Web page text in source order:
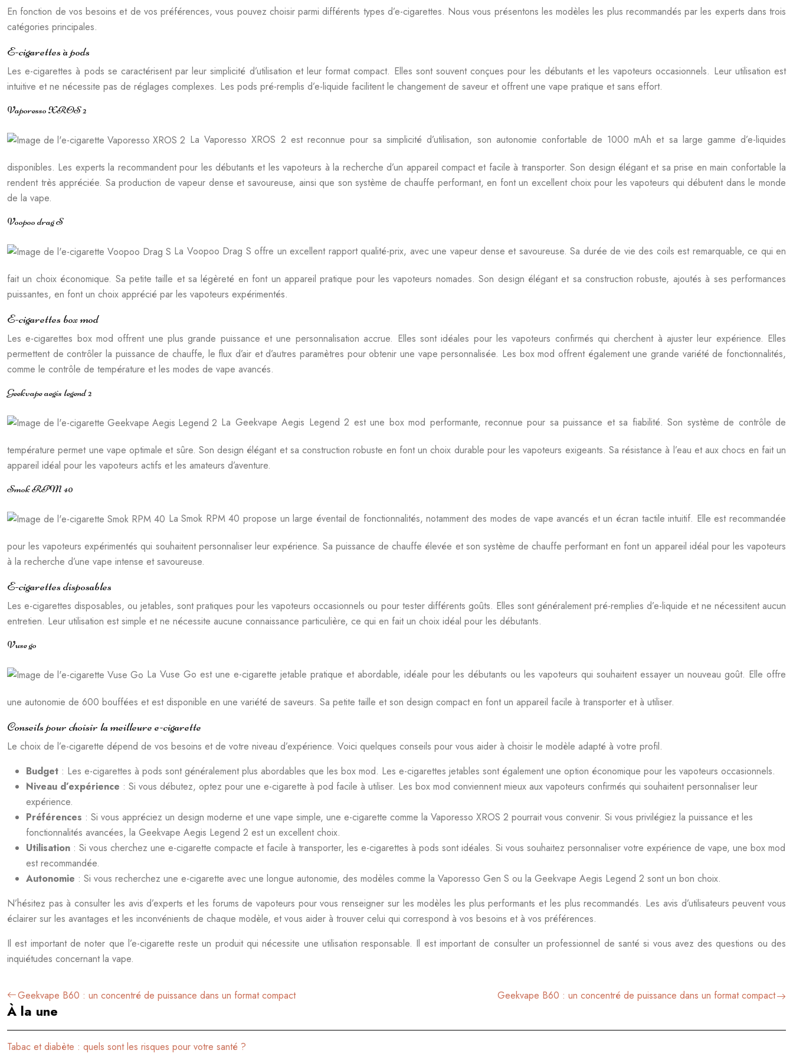
En fonction de vos besoins et de vos préférences, vous pouvez choisir parmi différents types d’e-cigarettes. Nous vous présentons les modèles les plus recommandés par les experts dans trois
catégories principales.
E-cigarettes à pods
Les e-cigarettes à pods se caractérisent par leur simplicité d’utilisation et leur format compact. Elles sont souvent conçues pour les débutants et les vapoteurs occasionnels. Leur utilisation est
intuitive et ne nécessite pas de réglages complexes. Les pods pré-remplis d’e-liquide facilitent le changement de saveur et offrent une vape pratique et sans effort.
Vaporesso XROS 2
La Vaporesso XROS 2 est reconnue pour sa simplicité d’utilisation, son autonomie confortable de 1000 mAh et sa large gamme d’e-liquides
disponibles. Les experts la recommandent pour les débutants et les vapoteurs à la recherche d’un appareil compact et facile à transporter. Son design élégant et sa prise en main confortable la
rendent très appréciée. Sa production de vapeur dense et savoureuse, ainsi que son système de chauffe performant, en font un excellent choix pour les vapoteurs qui débutent dans le monde
de la vape.
Voopoo drag S
La Voopoo Drag S offre un excellent rapport qualité-prix, avec une vapeur dense et savoureuse. Sa durée de vie des coils est remarquable, ce qui en
fait un choix économique. Sa petite taille et sa légèreté en font un appareil pratique pour les vapoteurs nomades. Son design élégant et sa construction robuste, ajoutés à ses performances
puissantes, en font un choix apprécié par les vapoteurs expérimentés.
E-cigarettes box mod
Les e-cigarettes box mod offrent une plus grande puissance et une personnalisation accrue. Elles sont idéales pour les vapoteurs confirmés qui cherchent à ajuster leur expérience. Elles
permettent de contrôler la puissance de chauffe, le flux d’air et d’autres paramètres pour obtenir une vape personnalisée. Les box mod offrent également une grande variété de fonctionnalités,
comme le contrôle de température et les modes de vape avancés.
Geekvape aegis legend 2
La Geekvape Aegis Legend 2 est une box mod performante, reconnue pour sa puissance et sa fiabilité. Son système de contrôle de
température permet une vape optimale et sûre. Son design élégant et sa construction robuste en font un choix durable pour les vapoteurs exigeants. Sa résistance à l’eau et aux chocs en fait un
appareil idéal pour les vapoteurs actifs et les amateurs d’aventure.
Smok RPM 40
La Smok RPM 40 propose un large éventail de fonctionnalités, notamment des modes de vape avancés et un écran tactile intuitif. Elle est recommandée
pour les vapoteurs expérimentés qui souhaitent personnaliser leur expérience. Sa puissance de chauffe élevée et son système de chauffe performant en font un appareil idéal pour les vapoteurs
à la recherche d’une vape intense et savoureuse.
E-cigarettes disposables
Les e-cigarettes disposables, ou jetables, sont pratiques pour les vapoteurs occasionnels ou pour tester différents goûts. Elles sont généralement pré-remplies d’e-liquide et ne nécessitent aucun
entretien. Leur utilisation est simple et ne nécessite aucune connaissance particulière, ce qui en fait un choix idéal pour les débutants.
Vuse go
La Vuse Go est une e-cigarette jetable pratique et abordable, idéale pour les débutants ou les vapoteurs qui souhaitent essayer un nouveau goût. Elle offre
une autonomie de 600 bouffées et est disponible en une variété de saveurs. Sa petite taille et son design compact en font un appareil facile à transporter et à utiliser.
Conseils pour choisir la meilleure e-cigarette
Le choix de l’e-cigarette dépend de vos besoins et de votre niveau d’expérience. Voici quelques conseils pour vous aider à choisir le modèle adapté à votre profil.
Budget : Les e-cigarettes à pods sont généralement plus abordables que les box mod. Les e-cigarettes jetables sont également une option économique pour les vapoteurs occasionnels.
Niveau d’expérience : Si vous débutez, optez pour une e-cigarette à pod facile à utiliser. Les box mod conviennent mieux aux vapoteurs confirmés qui souhaitent personnaliser leur
expérience.
Préférences : Si vous appréciez un design moderne et une vape simple, une e-cigarette comme la Vaporesso XROS 2 pourrait vous convenir. Si vous privilégiez la puissance et les
fonctionnalités avancées, la Geekvape Aegis Legend 2 est un excellent choix.
Utilisation : Si vous cherchez une e-cigarette compacte et facile à transporter, les e-cigarettes à pods sont idéales. Si vous souhaitez personnaliser votre expérience de vape, une box mod
est recommandée.
Autonomie : Si vous recherchez une e-cigarette avec une longue autonomie, des modèles comme la Vaporesso Gen S ou la Geekvape Aegis Legend 2 sont un bon choix.
N’hésitez pas à consulter les avis d’experts et les forums de vapoteurs pour vous renseigner sur les modèles les plus performants et les plus recommandés. Les avis d’utilisateurs peuvent vous
éclairer sur les avantages et les inconvénients de chaque modèle, et vous aider à trouver celui qui correspond à vos besoins et à vos préférences.
Il est important de noter que l’e-cigarette reste un produit qui nécessite une utilisation responsable. Il est important de consulter un professionnel de santé si vous avez des questions ou des
inquiétudes concernant la vape.
Geekvape B60 : un concentré de puissance dans un format compact Geekvape B60 : un concentré de puissance dans un format compact
À la une
Tabac et diabète : quels sont les risques pour votre santé ?